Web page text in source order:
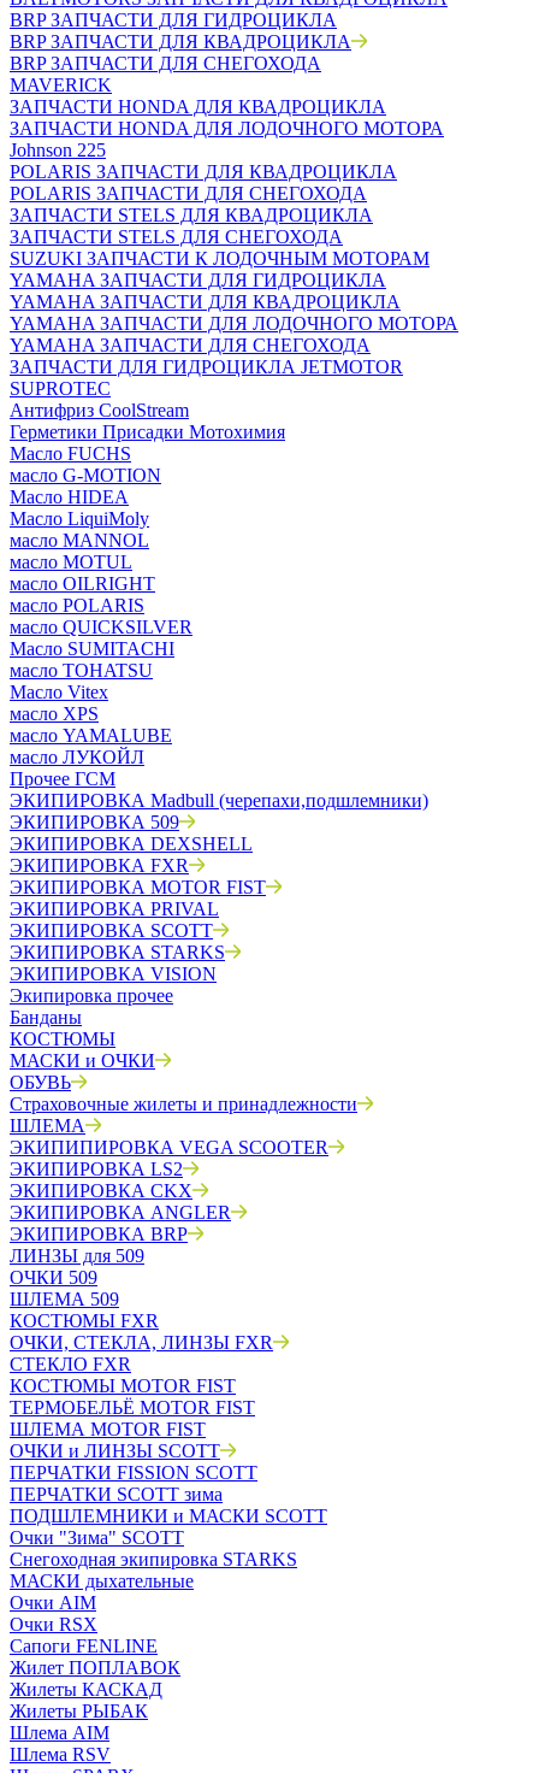
BRP ЗАПЧАСТИ ДЛЯ ГИДРОЦИКЛА
BRP ЗАПЧАСТИ ДЛЯ КВАДРОЦИКЛА
BRP ЗАПЧАСТИ ДЛЯ СНЕГОХОДА
MAVERICK
ЗАПЧАСТИ HONDA ДЛЯ КВАДРОЦИКЛА
ЗАПЧАСТИ HONDA ДЛЯ ЛОДОЧНОГО МОТОРА
Johnson 225
POLARIS ЗАПЧАСТИ ДЛЯ КВАДРОЦИКЛА
POLARIS ЗАПЧАСТИ ДЛЯ СНЕГОХОДА
ЗАПЧАСТИ STELS ДЛЯ КВАДРОЦИКЛА
ЗАПЧАСТИ STELS ДЛЯ СНЕГОХОДА
SUZUKI ЗАПЧАСТИ К ЛОДОЧНЫМ МОТОРАМ
YAMAHA ЗАПЧАСТИ ДЛЯ ГИДРОЦИКЛА
YAMAHA ЗАПЧАСТИ ДЛЯ КВАДРОЦИКЛА
YAMAHA ЗАПЧАСТИ ДЛЯ ЛОДОЧНОГО МОТОРА
YAMAHA ЗАПЧАСТИ ДЛЯ СНЕГОХОДА
ЗАПЧАСТИ ДЛЯ ГИДРОЦИКЛА JETMOTOR
SUPROTEC
Антифриз CoolStream
Герметики Присадки Мотохимия
Масло FUCHS
масло G-MOTION
Масло HIDEA
Масло LiquiMoly
масло MANNOL
масло MOTUL
масло OILRIGHT
масло POLARIS
масло QUICKSILVER
Масло SUMITACHI
масло TOHATSU
Масло Vitex
масло XPS
масло YAMALUBE
масло ЛУКОЙЛ
Прочее ГСМ
ЭКИПИРОВКА Madbull (черепахи,подшлемники)
ЭКИПИРОВКА 509
ЭКИПИРОВКА DEXSHELL
ЭКИПИРОВКА FXR
ЭКИПИРОВКА MOTOR FIST
ЭКИПИРОВКА PRIVAL
ЭКИПИРОВКА SCOTT
ЭКИПИРОВКА STARKS
ЭКИПИРОВКА VISION
Экипировка прочее
Банданы
КОСТЮМЫ
МАСКИ и ОЧКИ
ОБУВЬ
Страховочные жилеты и принадлежности
ШЛЕМА
ЭКИПИПИРОВКА VEGA SCOOTER
ЭКИПИРОВКА LS2
ЭКИПИРОВКА CKX
ЭКИПИРОВКА ANGLER
ЭКИПИРОВКА BRP
ЛИНЗЫ для 509
ОЧКИ 509
ШЛЕМА 509
КОСТЮМЫ FXR
ОЧКИ, СТЕКЛА, ЛИНЗЫ FXR
СТЕКЛО FXR
КОСТЮМЫ MOTOR FIST
ТЕРМОБЕЛЬЁ MOTOR FIST
ШЛЕМА MOTOR FIST
ОЧКИ и ЛИНЗЫ SCOTT
ПЕРЧАТКИ FISSION SCOTT
ПЕРЧАТКИ SCOTT зима
ПОДШЛЕМНИКИ и МАСКИ SCOTT
Очки "Зима" SCOTT
Снегоходная экипировка STARKS
МАСКИ дыхательные
Очки AIM
Очки RSX
Сапоги FENLINE
Жилет ПОПЛАВОК
Жилеты КАСКАД
Жилеты РЫБАК
Шлема AIM
Шлема RSV